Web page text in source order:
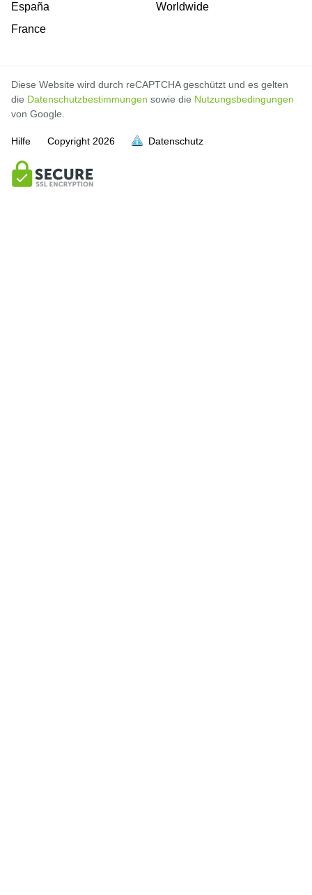
España
France
Worldwide
Diese Website wird durch reCAPTCHA geschützt und es gelten
die Datenschutzbestimmungen sowie die Nutzungsbedingungen
von Google.
Hilfe Copyright 2026 Datenschutz